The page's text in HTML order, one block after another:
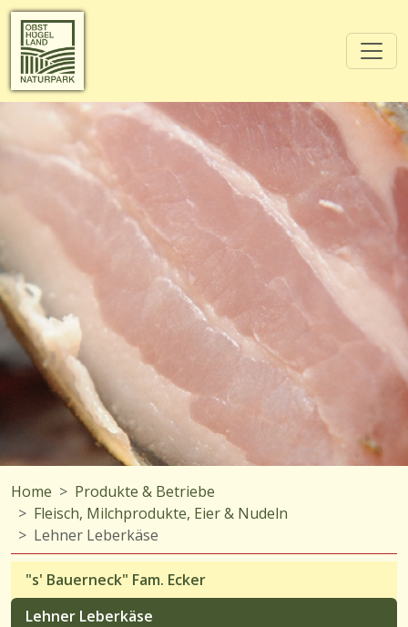
Home
Produkte & Betriebe
Fleisch, Milchprodukte, Eier & Nudeln
Lehner Leberkäse
"s' Bauerneck" Fam. Ecker
Lehner Leberkäse